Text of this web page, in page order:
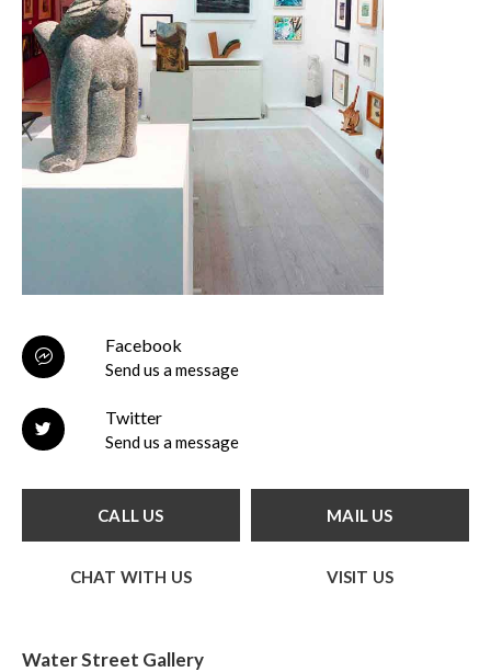
Facebook
Send us a message
Twitter
Send us a message
CALL US MAIL US
CHAT WITH US VISIT US
Water Street Gallery